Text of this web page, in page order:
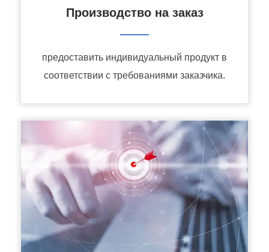
Производство на заказ
———
предоставить индивидуальный продукт в
соответствии с требованиями заказчика.